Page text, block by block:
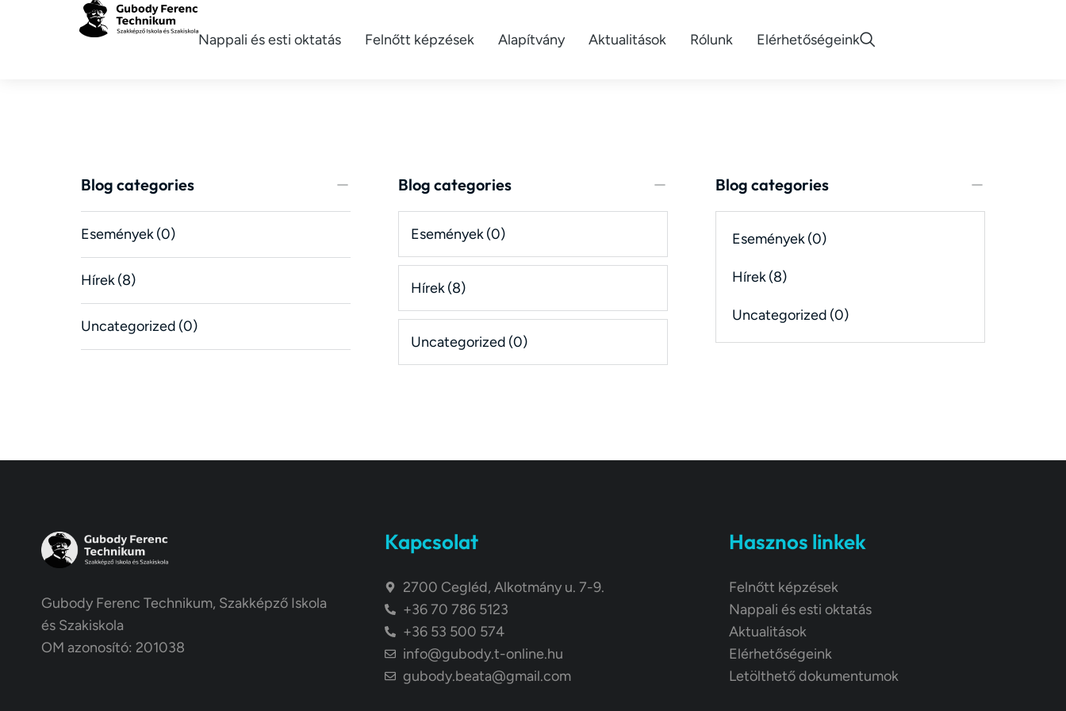
Nappali és esti oktatás Felnőtt képzések Alapítvány Aktualitások Rólunk Elérhetőségeink
Blog categories
Események(0)
Hírek(8)
Uncategorized (0)
Blog categories
Események(0)
Hírek(8)
Uncategorized (0)
Blog categories
Események(0)
Hírek(8)
Uncategorized (0)
Gubody Ferenc Technikum, Szakképző Iskola
és Szakiskola
OM azonosító: 201038
Kapcsolat
2700 Cegléd, Alkotmány u. 7-9.
+36 70 786 5123
+36 53 500 574
info@gubody.t-online.hu
gubody.beata@gmail.com
Hasznos linkek
Felnőtt képzések
Nappali és esti oktatás
Aktualitások
Elérhetőségeink
Letölthető dokumentumok